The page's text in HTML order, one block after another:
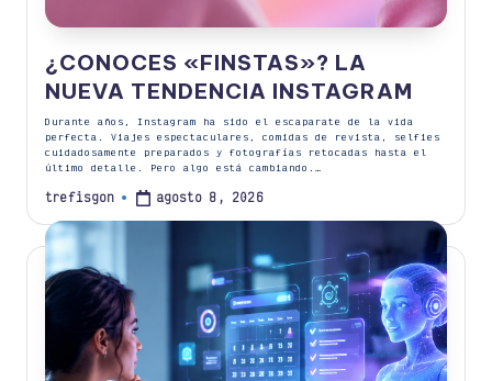
¿CONOCES «FINSTAS»? LA
NUEVA TENDENCIA INSTAGRAM
Durante años, Instagram ha sido el escaparate de la vida
perfecta. Viajes espectaculares, comidas de revista, selfies
cuidadosamente preparados y fotografías retocadas hasta el
último detalle. Pero algo está cambiando.…
Publicado
trefisgon agosto 8, 2026